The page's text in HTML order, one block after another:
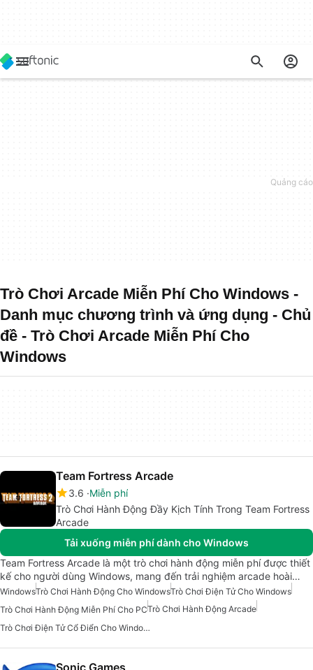
Trò Chơi Arcade Miễn Phí Cho Windows -
Danh mục chương trình và ứng dụng - Chủ
đề - Trò Chơi Arcade Miễn Phí Cho
Windows
Team Fortress Arcade
3.6 Miễn phí
Trò Chơi Hành Động Đầy Kịch Tính Trong Team Fortress
Arcade
Tải xuống miễn phí dành cho Windows
Team Fortress Arcade là một trò chơi hành động miễn phí được thiết
kế cho người dùng Windows, mang đến trải nghiệm arcade hoài…
WindowsTrò Chơi Hành Động Cho WindowsTrò Chơi Điện Tử Cho Windows
Trò Chơi Hành Động Miễn Phí Cho PCTrò Chơi Hành Động Arcade
Trò Chơi Điện Tử Cổ Điển Cho Windows